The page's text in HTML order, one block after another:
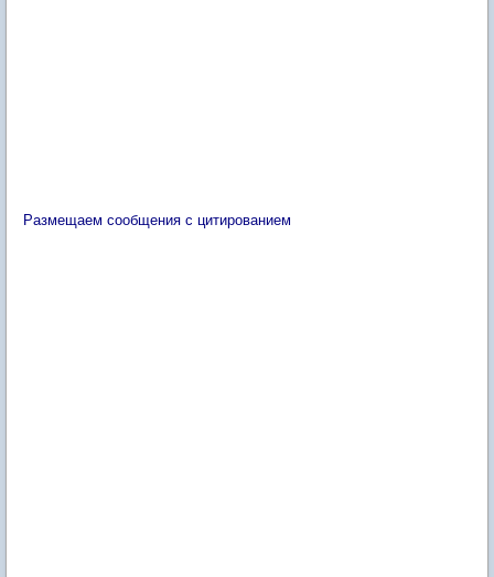
Размещаем сообщения с цитированием